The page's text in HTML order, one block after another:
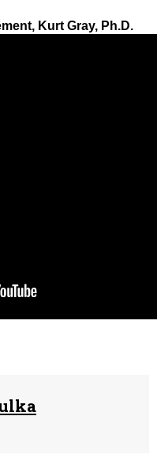
Kurt Gray, Ph.D.